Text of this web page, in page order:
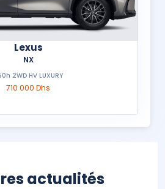
Lexus
NX
2WD HV LUXURY
710 000 Dhs
actualités